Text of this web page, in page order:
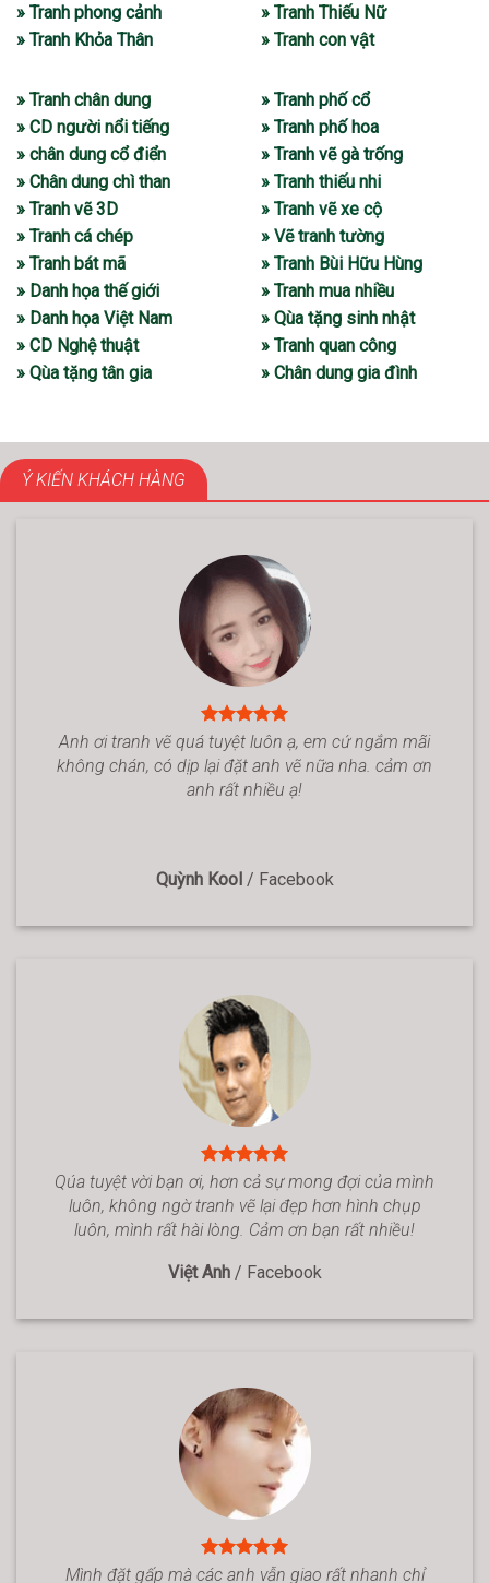
» Tranh phong cảnh
» Tranh Khỏa Thân
» Tranh Thiếu Nữ
» Tranh con vật
» Tranh chân dung
» CD người nổi tiếng
» chân dung cổ điển
» Chân dung chì than
» Tranh vẽ 3D
» Tranh cá chép
» Tranh bát mã
» Danh họa thế giới
» Danh họa Việt Nam
» CD Nghệ thuật
» Qùa tặng tân gia
» Tranh phố cổ
» Tranh phố hoa
» Tranh vẽ gà trống
» Tranh thiếu nhi
» Tranh vẽ xe cộ
» Vẽ tranh tường
» Tranh Bùi Hữu Hùng
» Tranh mua nhiều
» Qùa tặng sinh nhật
» Tranh quan công
» Chân dung gia đình
Ý KIẾN KHÁCH HÀNG
Anh ơi tranh vẽ quá tuyệt luôn ạ, em cứ ngắm mãi
không chán, có dịp lại đặt anh vẽ nữa nha. cảm ơn
anh rất nhiều ạ!
Quỳnh Kool / Facebook
Qúa tuyệt vời bạn ơi, hơn cả sự mong đợi của mình
luôn, không ngờ tranh vẽ lại đẹp hơn hình chụp
luôn, mình rất hài lòng. Cảm ơn bạn rất nhiều!
Việt Anh / Facebook
Mình đặt gấp mà các anh vẫn giao rất nhanh chỉ